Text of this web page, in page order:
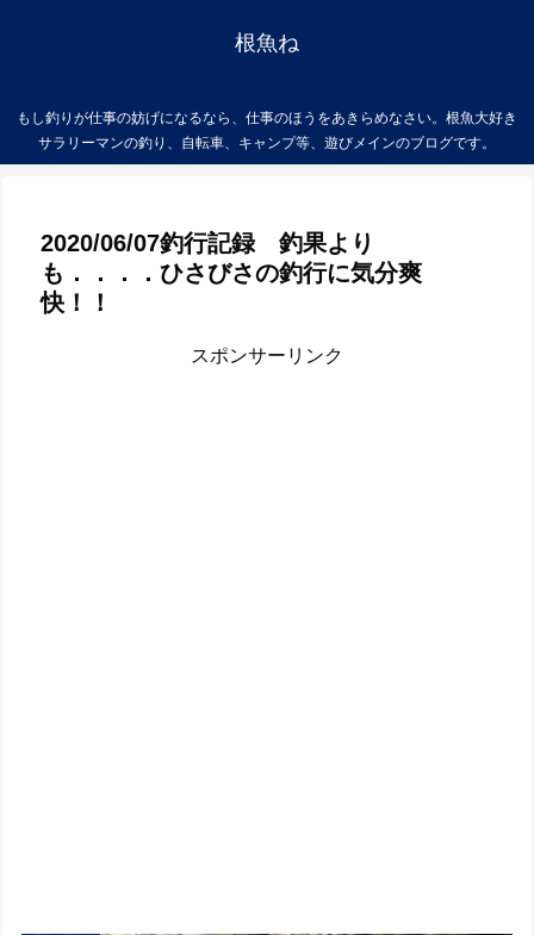
根魚ね
もし釣りが仕事の妨げになるなら、仕事のほうをあきらめなさい。根魚大好き
サラリーマンの釣り、自転車、キャンプ等、遊びメインのブログです。
2020/06/07釣行記録 釣果より
も．．．．ひさびさの釣行に気分爽
快！！
スポンサーリンク